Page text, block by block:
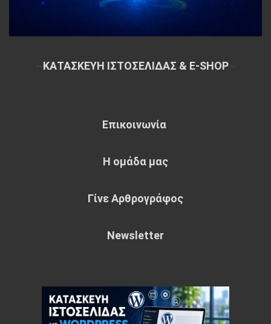
ΚΑΤΑΣΚΕΥΗ ΙΣΤΟΣΕΛΙΔΑΣ & E-SHOP~
Επικοινωνία
Η ομάδα μας
Γίνε Αρθρογράφος
Newsletter